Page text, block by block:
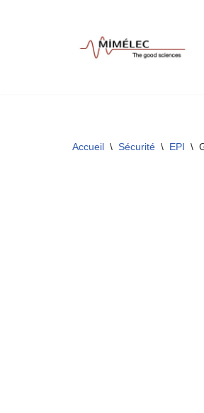
Accueil \ Sécurité \ EPI \